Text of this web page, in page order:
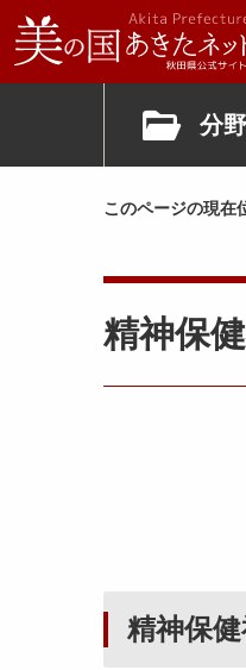
分
このページの現在
精神保
精神保